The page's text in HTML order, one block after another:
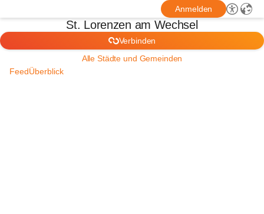
Anmelden
St. Lorenzen am Wechsel
Verbinden
Alle Städte und Gemeinden
FeedÜberblick